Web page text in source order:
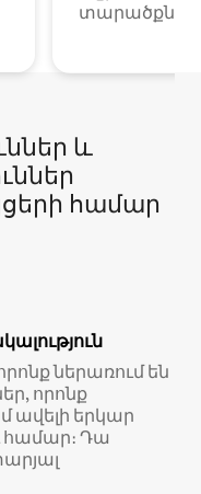
և
համար
ներառում են
որոնք
ավելի երկար
Դա